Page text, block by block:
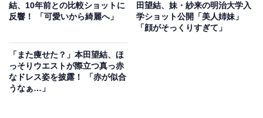
結、10年前との比較ショットに
反響！ 「可愛いから綺麗へ」
田望結、妹・紗来の明治大学入
学ショット公開「美人姉妹」
「顔がそっくりすぎて」
「また痩せた？」本田望結、ほ
っそりウエストが際立つ真っ赤
なドレス姿を披露！ 「赤が似合
うなぁ…」